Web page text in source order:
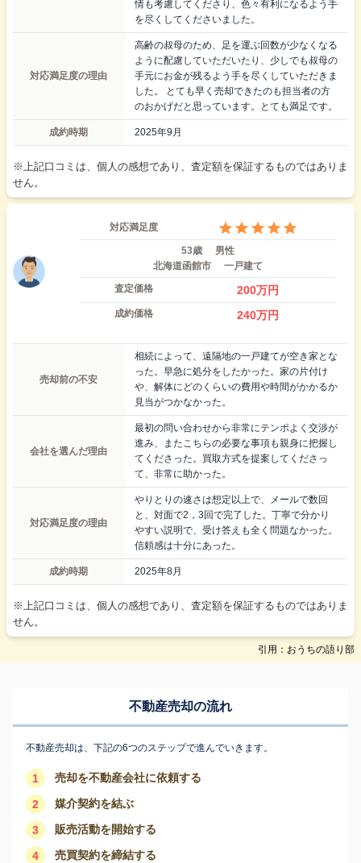
情も考慮してくださり、色々有利になるよう手
を尽くしてくださいました。
対応満足度の理由
高齢の叔母のため、足を運ぶ回数が少なくなる
ように配慮していただいたり、少しでも叔母の
手元にお金が残るよう手を尽くしていただきま
した。 とても早く売却できたのも担当者の方
のおかげだと思っています。とても満足です。
成約時期 2025年9月
※上記口コミは、個人の感想であり、査定額を保証するものではありま
せん。
対応満足度
53歳
男性
北海道函館市
一戸建て
査定価格
200万円
成約価格 240万円
売却前の不安
相続によって、遠隔地の一戸建てが空き家とな
った。早急に処分をしたかった。家の片付け
や、解体にどのくらいの費用や時間がかかるか
見当がつかなかった。
会社を選んだ理由
最初の問い合わせから非常にテンポよく交渉が
進み、またこちらの必要な事項も親身に把握し
てくださった。買取方式を提案してくださっ
て、非常に助かった。
対応満足度の理由
やりとりの速さは想定以上で、メールで数回
と、対面で2，3回で完了した。丁寧で分かり
やすい説明で、受け答えも全く問題なかった。
信頼感は十分にあった。
成約時期 2025年8月
※上記口コミは、個人の感想であり、査定額を保証するものではありま
せん。
引用：おうちの語り部
不動産売却の流れ
不動産売却は、下記の6つのステップで進んでいきます。
1 売却を不動産会社に依頼する
2 媒介契約を結ぶ
3 販売活動を開始する
4 売買契約を締結する